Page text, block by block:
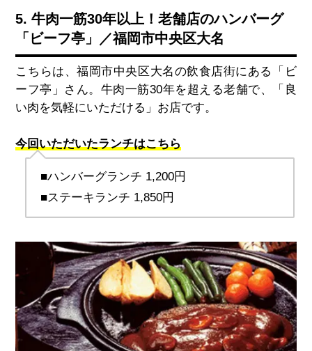
5. 牛肉一筋30年以上！老舗店のハンバーグ
「ビーフ亭」／福岡市中央区大名
こちらは、福岡市中央区大名の飲食店街にある「ビ
ーフ亭」さん。牛肉一筋30年を超える老舗で、「良
い肉を気軽にいただける」お店です。
今回いただいたランチはこちら
■ハンバーグランチ 1,200円
■ステーキランチ 1,850円